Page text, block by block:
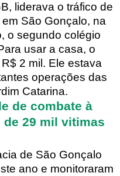
liderava o tráfico de
São Gonçalo, na
o segundo colégio
usar a casa, o
2 mil. Ele estava
operações das
Catarina.
de combate à
29 mil vitimas
de São Gonçalo
ano e monitoraram